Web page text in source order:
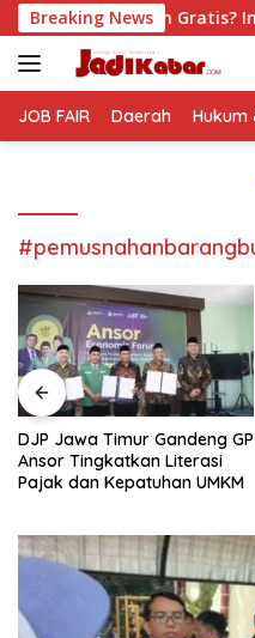
Langsung
ke
konten
Breaking News
Ini Hasil Audiensinya
JOB FAIR Daerah Hukum
DJP Jawa Timur Gandeng GP
Ansor Tingkatkan Literasi
Pajak dan Kepatuhan UMKM